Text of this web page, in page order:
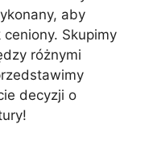
aby
Skupimy
różnymi
decyzji o